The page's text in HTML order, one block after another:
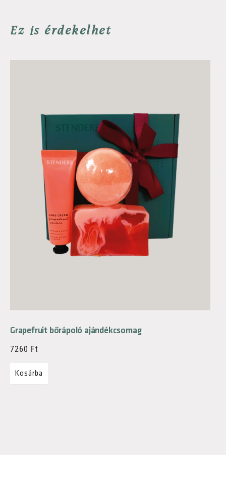
Ez is érdekelhet
Grapefruit bőrápoló ajándékcsomag
7260 Ft
Kosárba